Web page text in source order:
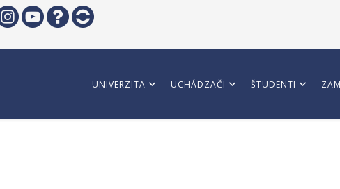
UNIVERZITA UCHÁDZAČI ŠTUDENTI